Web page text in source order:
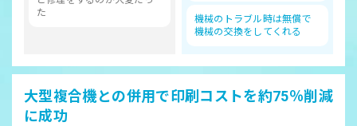
た
機械のトラブル時は無償で
機械の交換をしてくれる
大型複合機との併用で印刷コストを約75％削減
に成功